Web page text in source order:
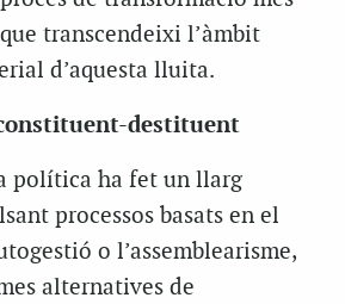
transcendeixi l’àmbit
d’aquesta lluita.
destituent
política ha fet un llarg
processos basats en el
o l’assemblearisme,
alternatives de